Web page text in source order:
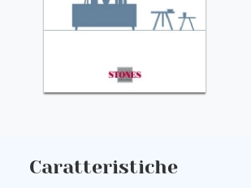
Caratteristiche